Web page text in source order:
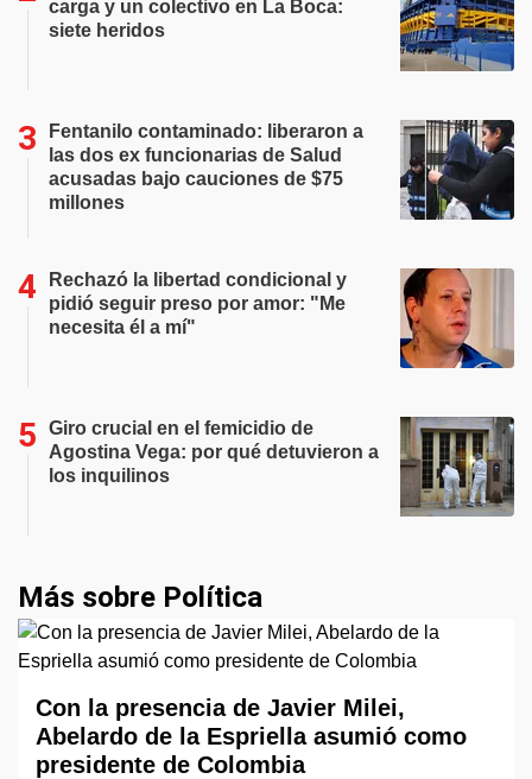
carga y un colectivo en La Boca:
siete heridos
Fentanilo contaminado: liberaron a
las dos ex funcionarias de Salud
acusadas bajo cauciones de $75
millones
Rechazó la libertad condicional y
pidió seguir preso por amor: "Me
necesita él a mí"
Giro crucial en el femicidio de
Agostina Vega: por qué detuvieron a
los inquilinos
Más sobre Política
Con la presencia de Javier Milei,
Abelardo de la Espriella asumió como
presidente de Colombia